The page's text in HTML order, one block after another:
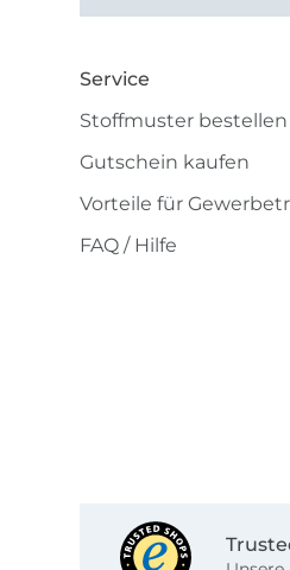
Service
Stoffmuster bestellen
Gutschein kaufen
Vorteile für
FAQ / Hilfe